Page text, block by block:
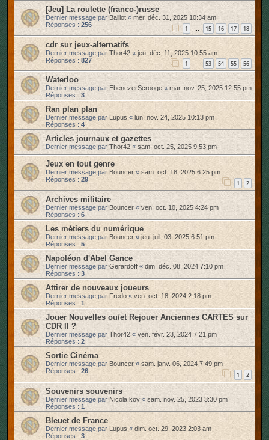
[Jeu] La roulette (franco-)russe
Dernier message parBaillot « mer. déc. 31, 2025 10:34 am
Réponses : 256 1 … 15 16 17 18
cdr sur jeux-alternatifs
Dernier message par Thor42 « jeu. déc. 11, 2025 10:55 am
Réponses : 827 1 53 54 55 56
Waterloo
Dernier message par EbenezerScrooge « mar. nov. 25, 2025 12:55 pm
Réponses : 3
Ran plan plan
Dernier message par Lupus« lun. nov. 24, 2025 10:13 pm
Réponses : 4
Articles journaux et gazettes
Dernier message parThor42 « sam. oct. 25, 2025 9:53 pm
Jeux en tout genre
Dernier message par Bouncer« sam. oct. 18, 2025 6:25 pm
Réponses : 29 1 2
Archives militaire
Dernier message parBouncer «ven. oct. 10, 2025 4:24 pm
Réponses : 6
Les métiers du numérique
Dernier message par Bouncer« jeu. juil. 03, 2025 6:51 pm
Réponses : 5
Napoléon d'Abel Gance
Dernier message parGerardoff « dim. déc. 08, 2024 7:10 pm
Réponses : 3
Attirer de nouveaux joueurs
Dernier message par Fredo« ven. oct. 18, 2024 2:18 pm
Réponses : 1
Jouer Nouvelles ou/et Rejouer Anciennes CARTES sur
CDR II ?
Dernier message par Thor42« ven. févr. 23, 2024 7:21 pm
Réponses : 2
Sortie Cinéma
Dernier message par Bouncer« sam. janv. 06, 2024 7:49 pm
Réponses : 26 1 2
Souvenirs souvenirs
Dernier message parNicolaïkov« sam. nov. 25, 2023 3:30 pm
Réponses : 1
Bleuet de France
Dernier message par Lupus« dim. oct. 29, 2023 2:03 am
Réponses : 3